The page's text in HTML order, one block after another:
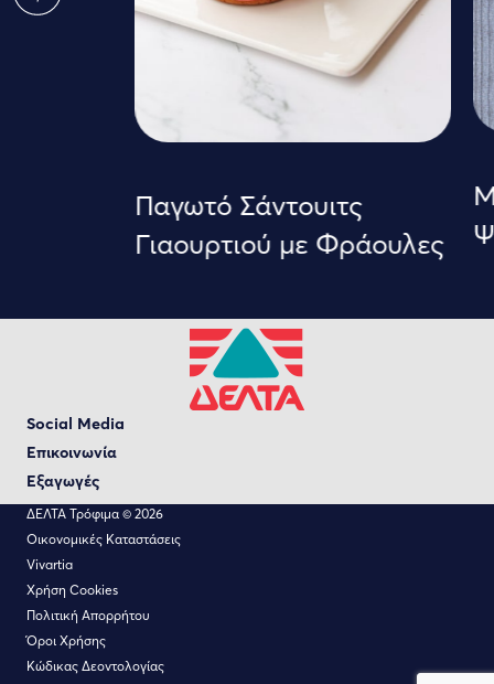
Παγωτό Σάντουιτς
Γιαουρτιού με Φράουλες
Social Media
Επικοινωνία
Εξαγωγές
ΔΕΛΤΑ Τρόφιμα © 2026
Οικονομικές Καταστάσεις
Vivartia
Χρήση Cookies
Πολιτική Απορρήτου
Όροι Χρήσης
Κώδικας Δεοντολογίας